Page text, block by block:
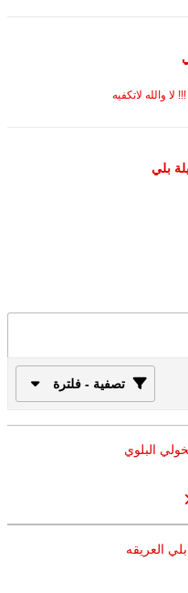
والله لاتكفيه
بلي
تصفية - فلترة
البلوي
العريقه